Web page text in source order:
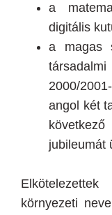
a
digitális
a magas
2000/
angol két
jubileumát
környezeti